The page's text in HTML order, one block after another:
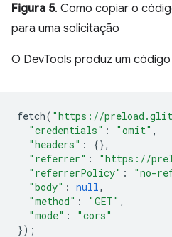
Figura 5. Como copiar o
para uma solicitação
O DevTools produz um
fetch( "https://
"credentials" : "omit" ,
"headers" :
{},
"referrer" : "https://
"referrerPolicy" : "no-
"body" : null,
"method" : "GET" ,
"mode" :
"cors"
});